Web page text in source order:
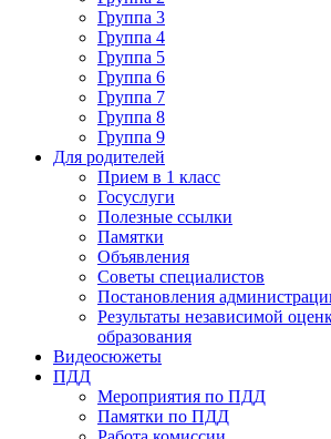
Группа 3
Группа 4
Группа 5
Группа 6
Группа 7
Группа 8
Группа 9
Для родителей
Прием в 1 класс
Госуслуги
Полезные ссылки
Памятки
Объявления
Советы специалистов
Постановления
Результаты независимой
образования
Видеосюжеты
ПДД
Мероприятия по ПДД
Памятки по ПДД